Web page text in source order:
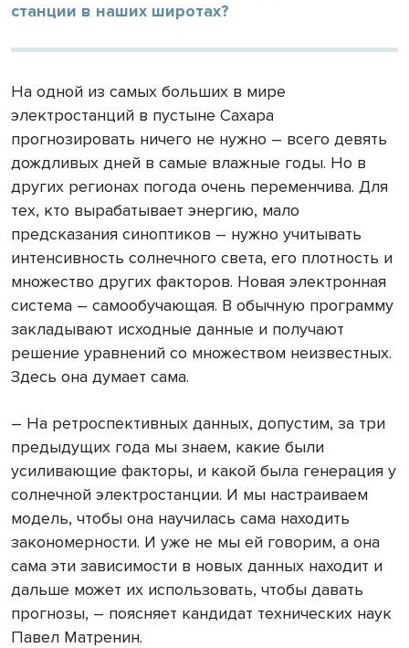
станции в наших широтах?
На одной из самых больших в мире
электростанций в пустыне Сахара
прогнозировать ничего не нужно – всего девять
дождливых дней в самые влажные годы. Но в
других регионах погода очень переменчива. Для
тех, кто вырабатывает энергию, мало
предсказания синоптиков – нужно учитывать
интенсивность солнечного света, его плотность и
множество других факторов. Новая электронная
система – самообучающая. В обычную программу
закладывают исходные данные и получают
решение уравнений со множеством неизвестных.
Здесь она думает сама.
– На ретроспективных данных, допустим, за три
предыдущих года мы знаем, какие были
усиливающие факторы, и какой была генерация у
солнечной электростанции. И мы настраиваем
модель, чтобы она научилась сама находить
закономерности. И уже не мы ей говорим, а она
сама эти зависимости в новых данных находит и
дальше может их использовать, чтобы давать
прогнозы, – поясняет кандидат технических наук
Павел Матренин.